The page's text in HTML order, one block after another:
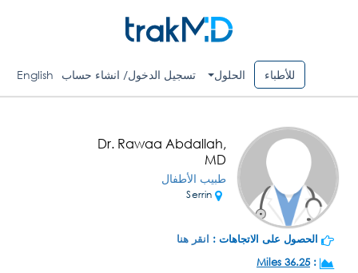
للأطباء الحلول تسجيل الدخول/ انشاء حساب English
Dr. Rawaa Abdallah,
MD
طبيب الأطفال
الحصول على الاتجاهات : انقر هنا
:
36.25 Miles